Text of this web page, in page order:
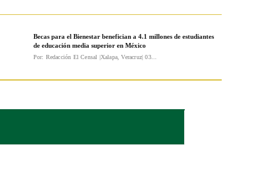
Becas para el Bienestar benefician a 4.1 millones de estudiantes
de educación media superior en México
Por: Redacción El Censal |Xalapa, Veracruz| 03...